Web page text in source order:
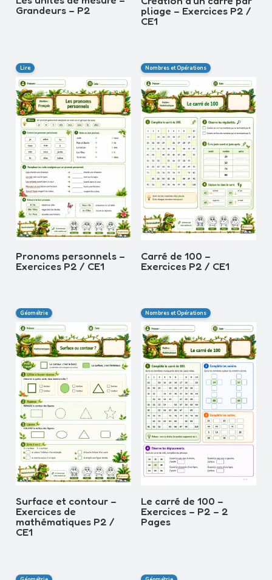
Grandeurs – P2
pliage – Exercices P2 /
CE1
Lire
Pronoms personnels –
Exercices P2 / CE1
Nombres et Opérations
Carré de 100 –
Exercices P2 / CE1
Géométrie
Surface et contour –
Exercices de
mathématiques P2 /
CE1
Nombres et Opérations
Le carré de 100 –
Exercices – P2 – 2
Pages